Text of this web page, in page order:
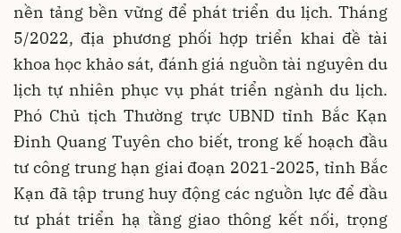
nền tảng bền vững để phát triển du lịch. Tháng
5/2022, địa phương phối hợp triển khai đề tài
khoa học khảo sát, đánh giá nguồn tài nguyên du
lịch tự nhiên phục vụ phát triển ngành du lịch.
Phó Chủ tịch Thường trực UBND tỉnh Bắc Kạn
Đinh Quang Tuyên cho biết, trong kế hoạch đầu
tư công trung hạn giai đoạn 2021-2025, tỉnh Bắc
Kạn đã tập trung huy động các nguồn lực để đầu
tư phát triển hạ tầng giao thông kết nối, trọng